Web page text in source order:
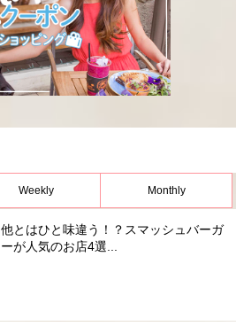
Weekly Monthly
他とはひと味違う！？スマッシュバーガ
ーが人気のお店4選...